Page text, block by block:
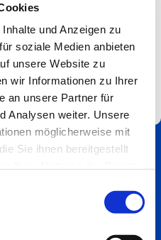
und Anzeigen zu
soziale Medien anbieten
unsere Website zu
wir Informationen zu Ihrer
an unsere Partner für
Analysen weiter. Unsere
möglicherweise mit
Sie ihnen bereitgestellt